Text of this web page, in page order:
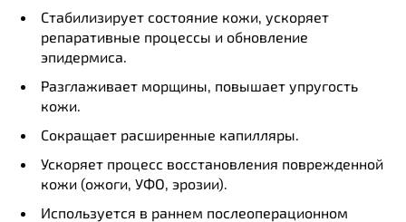
Стабилизирует состояние кожи, ускоряет
репаративные процессы и обновление
эпидермиса.
Разглаживает морщины, повышает упругость
кожи.
Сокращает расширенные капилляры.
Ускоряет процесс восстановления поврежденной
кожи (ожоги, УФО, эрозии).
Используется в раннем послеоперационном